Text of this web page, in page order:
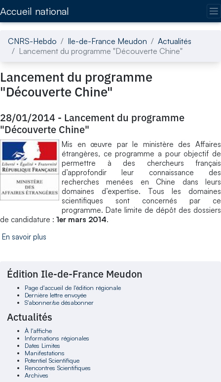
Accueil national
CNRS-Hebdo Ile-de-France Meudon
Actualités
Lancement du programme "Découverte Chine"
Lancement du programme
"Découverte Chine"
28/01/2014 - Lancement du programme
"Découverte Chine"
Mis en œuvre par le ministère des Affaires
étrangères, ce programme a pour objectif de
permettre à des chercheurs français
d’approfondir leur connaissance des
recherches menées en Chine dans leurs
domaines d’expertise. Tous les domaines
scientifiques sont concernés par ce
programme. Date limite de dépôt des dossiers
de candidature : 1er mars 2014.
En savoir plus
Édition Ile-de-France Meudon
Page d'accueil de l'édition régionale
Dernière lettre envoyée
S'abonner/se désabonner
Actualités
À l'affiche
Informations régionales
Dates Limites
Manifestations
Potentiel Scientifique
Rencontres Scientifiques
Archives